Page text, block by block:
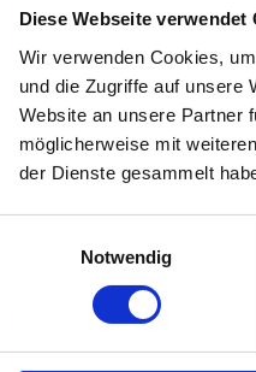
Diese Webseite verwendet
Wir verwenden Cookies,
und die Zugriffe auf unsere
Website an unsere Partner
möglicherweise mit
der Dienste gesammelt
Notwendig